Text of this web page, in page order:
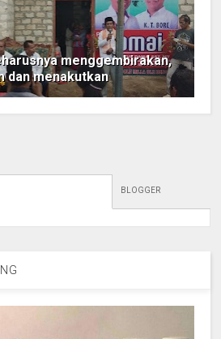
menggembirakan,
dan menakutkan
BLOGGER